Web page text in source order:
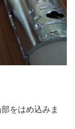
をはめ込みま